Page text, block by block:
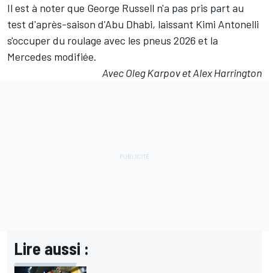
Il est à noter que George Russell n'a pas pris part au
test d'après-saison d'Abu Dhabi, laissant Kimi Antonelli
s'occuper du roulage avec les pneus 2026 et la
Mercedes modifiée.
Avec Oleg Karpov et Alex Harrington
Lire aussi :